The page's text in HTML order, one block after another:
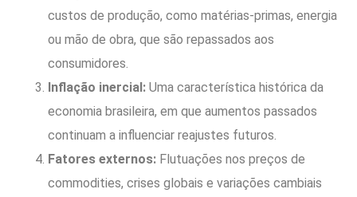
custos de produção, como matérias-primas, energia
ou mão de obra, que são repassados aos
consumidores.
Inflação inercial: Uma característica histórica da
economia brasileira, em que aumentos passados
continuam a influenciar reajustes futuros.
Fatores externos: Flutuações nos preços de
commodities, crises globais e variações cambiais